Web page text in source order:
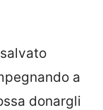
a
donargli